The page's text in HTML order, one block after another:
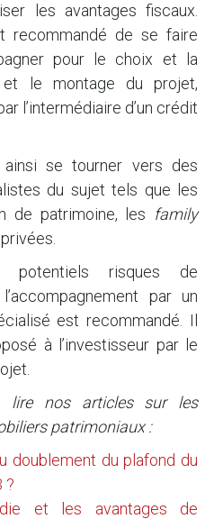
les avantages fiscaux.
recommandé de se faire
pour le choix et la
et le montage du projet,
l’intermédiaire d’un crédit
ainsi se tourner vers des
du sujet tels que les
de patrimoine, les family
risques de
par un
est recommandé. Il
à l’investisseur par le
lire nos articles sur les
patrimoniaux :
doublement du plafond du
?
et les avantages de